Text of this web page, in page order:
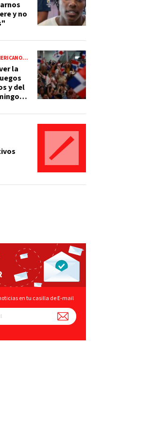
y no
JUEGOS CENTROAMERICANOS Y DEL CARIBE 2026
y del
en tu casilla de E-mail